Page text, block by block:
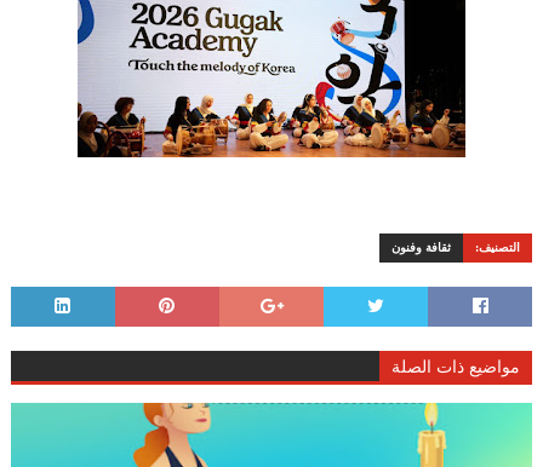
التصنيف: ثقافة وفنون
مواضيع ذات الصلة